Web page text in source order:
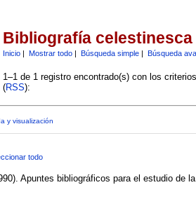
Bibliografía celestinesca
Inicio| Mostrar todo| Búsqueda simple| Búsqueda
1–1 de 1 registro encontrado(s) con los
(RSS):
y visualización
todo
Apuntes bibliográficos para el estudio de